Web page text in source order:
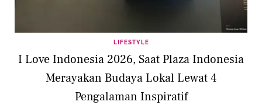
LIFESTYLE
I Love Indonesia 2026, Saat Plaza Indonesia
Merayakan Budaya Lokal Lewat 4
Pengalaman Inspiratif